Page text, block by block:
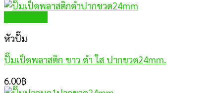
หัวปั๊ม
ปั๊มเป็ดพลาสติก ขาว ดำ ใส ปากขวด24mm.
6.00฿